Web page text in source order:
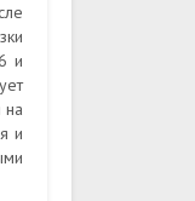
и
на
и